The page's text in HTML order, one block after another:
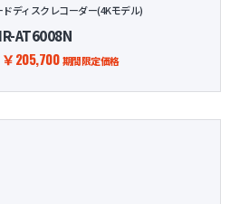
ディスクレコーダー(4Kモデル)
AT6008N
205,700期間限定価格